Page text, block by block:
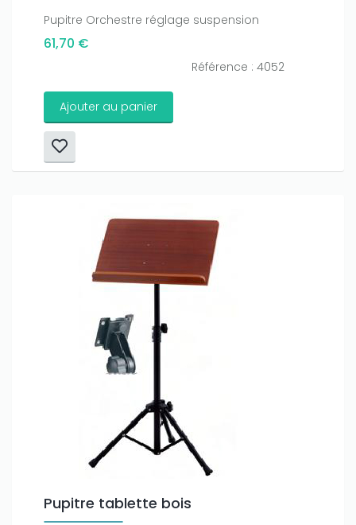
Pupitre Orchestre réglage suspension
61,70 €
Référence : 4052
Ajouter au panier
Pupitre tablette bois